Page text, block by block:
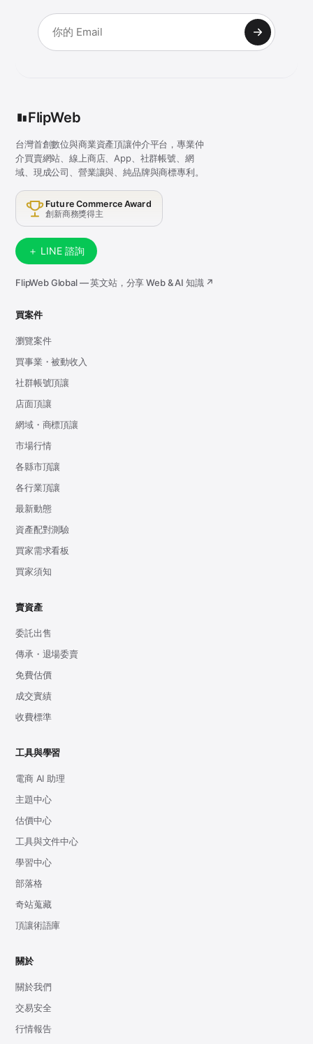
FlipWeb
台灣首創數位與商業資產頂讓仲介平台，專業仲
介買賣網站、線上商店、App、社群帳號、網
域、現成公司、營業讓與、純品牌與商標專利。
Future Commerce Award
創新商務獎得主
＋ LINE 諮詢
FlipWeb Global — 英文站，分享 Web & AI 知識 ↗
買案件
瀏覽案件
買事業・被動收入
社群帳號頂讓
店面頂讓
網域・商標頂讓
市場行情
各縣市頂讓
各行業頂讓
最新動態
資產配對測驗
買家需求看板
買家須知
賣資產
委託出售
傳承・退場委賣
免費估價
成交實績
收費標準
工具與學習
電商 AI 助理
主題中心
估價中心
工具與文件中心
學習中心
部落格
奇站蒐藏
頂讓術語庫
關於
關於我們
交易安全
行情報告